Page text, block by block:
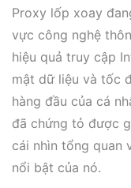
Proxy lốp xoay
vực công nghệ
hiệu quả truy cập
mật dữ liệu và tốc
hàng đầu của cá
đã chứng tỏ được
cái nhìn tổng quan
nổi bật của nó.